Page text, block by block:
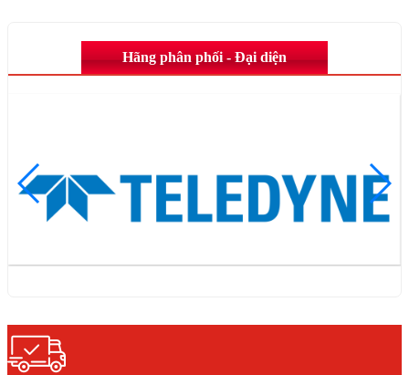
Hãng phân phối - Đại diện